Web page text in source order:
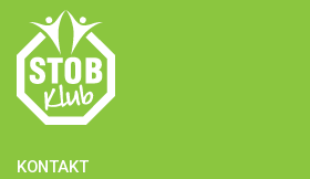
KONTAKT